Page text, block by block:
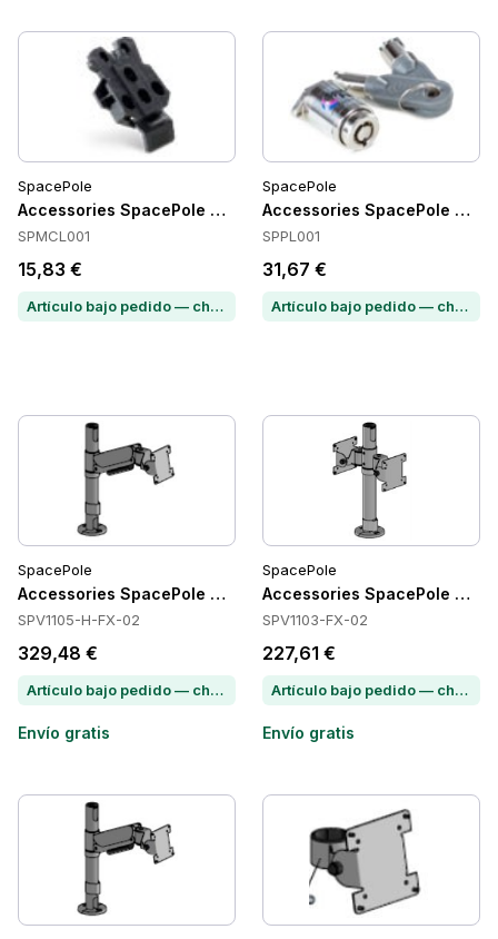
SpacePole
Accessories SpacePole SPMCL001
SPMCL001
15,83 €
Artículo bajo pedido — chatea para conocer el plazo de entrega
SpacePole
Accessories SpacePole
SPPL001
31,67 €
Artículo bajo pedido — chatea para conocer el plazo de entrega
SpacePole
Accessories SpacePole SPV1105-H-FX-02
SPV1105-H-FX-02
329,48 €
Artículo bajo pedido — chatea para conocer el plazo de entrega
Envío gratis
SpacePole
Accessories SpacePole
SPV1103-FX-02
227,61 €
Artículo bajo pedido — chatea para conocer el plazo de entrega
Envío gratis